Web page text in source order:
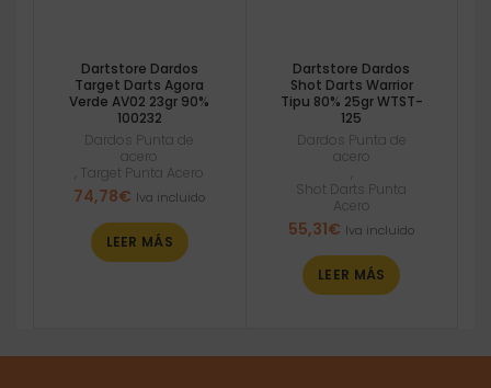
Dartstore Dardos
Target Darts Agora
Verde AV02 23gr 90%
100232
Dardos Punta de
acero
Target Punta Acero
74,78€ Iva incluido
LEER MÁS
Dartstore Dardos
Shot Darts Warrior
Tipu 80% 25gr WTST-
125
Dardos Punta de
acero
Shot Darts Punta
Acero
55,31€ Iva incluido
LEER MÁS